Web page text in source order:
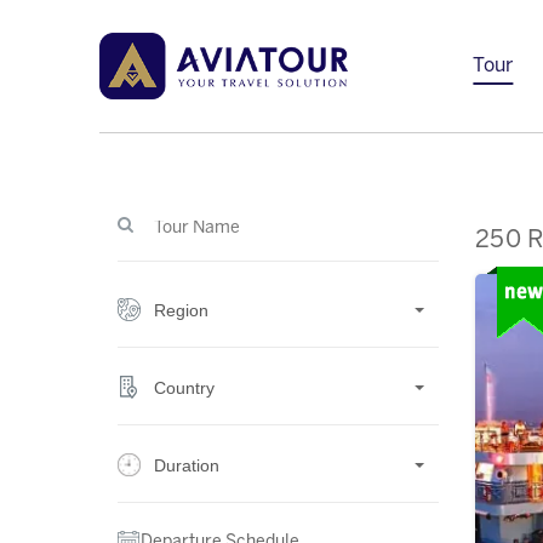
Tour
Region
Country
Duration
250